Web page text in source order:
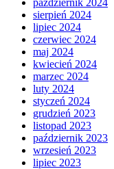
październik 2024
sierpień 2024
lipiec 2024
czerwiec 2024
maj 2024
kwiecień 2024
marzec 2024
luty 2024
styczeń 2024
grudzień 2023
listopad 2023
październik 2023
wrzesień 2023
lipiec 2023